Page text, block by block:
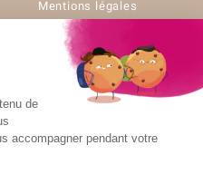
Mentions légales
Conditions de
Paiement sécurisé
des Avis Garantis,